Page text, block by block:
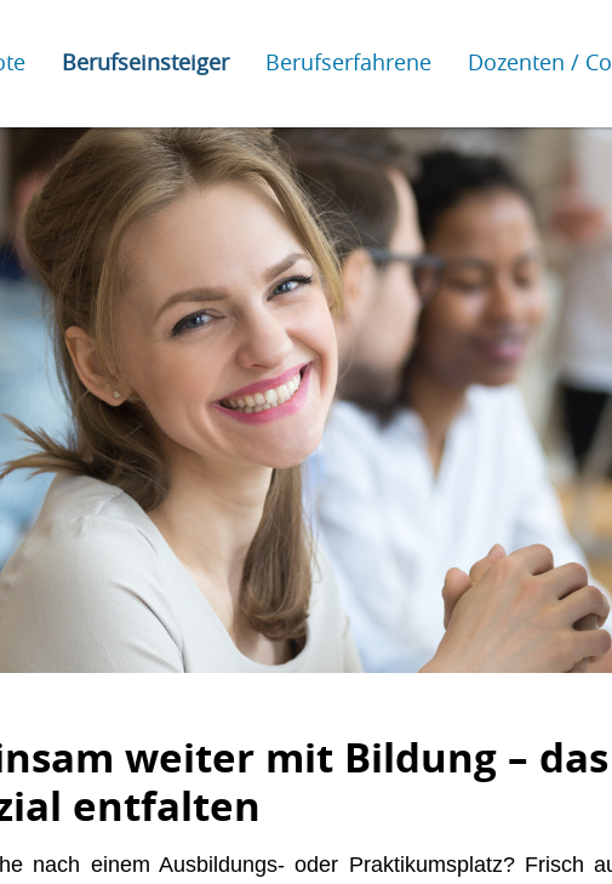
Berufseinsteiger Berufserfahrene Dozenten /
weiter mit Bildung –
entfalten
nach einem Ausbildungs- oder Praktikumsplatz? Frisch